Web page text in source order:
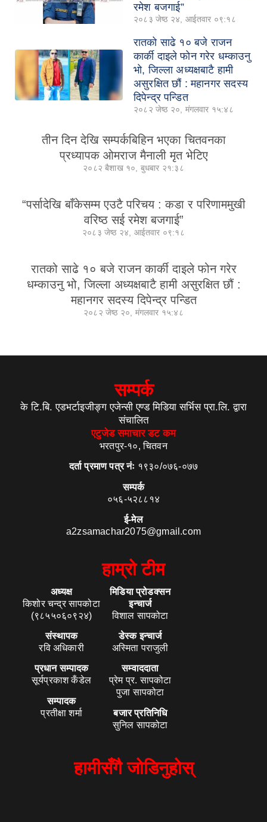
रमेश बजगाई”
२०८३ जेष्ठ २४, आईतवार ०९:१८
रातको साढे १० बजे राजन
कार्की दाइले फोन गरेर धम्काउनु
भो, जिल्ला अध्यक्षबाटै हामी
असुरक्षित छौं : महानगर सदस्य
दिपेन्द्र पन्डित
२०८२ जेष्ठ २०, मंगलवार १५:४८
तीन दिन देखि सम्पर्कबिहिन भएका चितवनका
प्रध्यापक ओमराज मैनाली मृत भेटिए
२०८२ बैशाख १०, बुधबार २१:३८
“पर्सादेखि बाँकेसम्म एउटै परिचय : कडा र परिणाममुखी
वरिष्ठ सई रमेश बजगाई”
२०८३ जेष्ठ २४, आईतवार ०९:१८
रातको साढे १० बजे राजन कार्की दाइले फोन गरेर
धम्काउनु भो, जिल्ला अध्यक्षबाटै हामी असुरक्षित छौं :
महानगर सदस्य दिपेन्द्र पन्डित
२०८२ जेष्ठ २०, मंगलवार १५:४८
सम्पर्क
के टि.बि. एडभर्टाइजीङ्ग एजेन्सी एण्ड मिडिया सर्भिस प्रा.लि. द्वारा
संचालित
एटुजेड समाचार डट कम
भरतपुर-१०, चितवन
दर्ता प्रमाण पत्र नंः १९३०/०७६-०७७
सम्पर्क
०५६-५२८८१४
ई-मेल
a2zsamachar2075@gmail.com
हाम्रो टीम
अध्यक्ष
किशोर चन्द्र सापकोटा
(९८५५०६०९२४)
संस्थापक
रवि अधिकारी
प्रधान सम्पादक
सूर्यप्रकाश कँडेल
सम्पादक
प्रतीक्षा शर्मा
मिडिया प्रोडक्सन
इन्चार्ज
विशाल सापकोटा
डेस्क इन्चार्ज
अस्मिता पराजुली
सम्वाददाता
प्रेम प्र. सापकोटा
पुजा सापकोटा
बजार प्रतिनिधि
सुनिल सापकोटा
हामीसँगै जोडिनुहोस्